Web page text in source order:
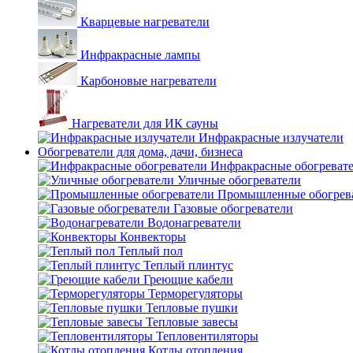
Кварцевые нагреватели
Инфракрасные лампы
Карбоновые нагреватели
Нагреватели для ИК сауны
Инфракрасные излучатели
Обогреватели для дома, дачи, бизнеса
Инфракрасные
Уличные обогреватели
Промышленные
Газовые обогреватели
Водонагреватели
Конвекторы
Теплый пол
Теплый плинтус
Греющие кабели
Терморегуляторы
Тепловые пушки
Тепловые завесы
Тепловентиляторы
Котлы отопления